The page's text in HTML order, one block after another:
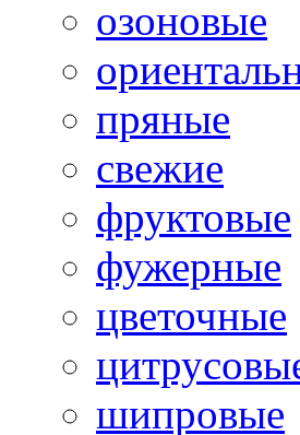
озоновые
пряные
свежие
фруктовые
фужерные
цветочные
шипровые